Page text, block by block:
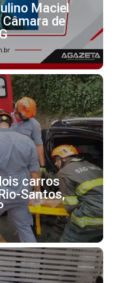
Maciel
de
carros
Santos,